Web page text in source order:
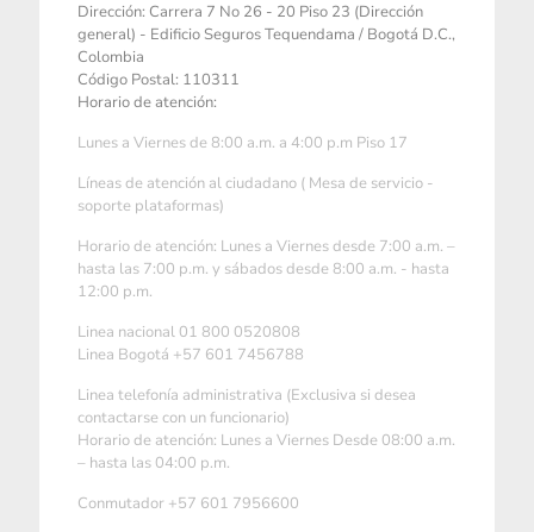
Dirección: Carrera 7 No 26 - 20 Piso 23 (Dirección
general) - Edificio Seguros Tequendama / Bogotá D.C.,
Colombia
Código Postal: 110311
Horario de atención:
Lunes a Viernes de 8:00 a.m. a 4:00 p.m Piso 17
Líneas de atención al ciudadano ( Mesa de servicio -
soporte plataformas)
Horario de atención: Lunes a Viernes desde 7:00 a.m. –
hasta las 7:00 p.m. y sábados desde 8:00 a.m. - hasta
12:00 p.m.
Linea nacional 01 800 0520808
Linea Bogotá +57 601 7456788
Linea telefonía administrativa (Exclusiva si desea
contactarse con un funcionario)
Horario de atención: Lunes a Viernes Desde 08:00 a.m.
– hasta las 04:00 p.m.
Conmutador +57 601 7956600